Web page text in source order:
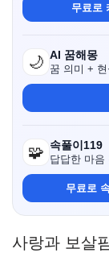
무료로
🌙 AI 꿈해몽
꿈 의미 +
🧩 속풀이119
답답한 마음
무료로
사랑과 보살